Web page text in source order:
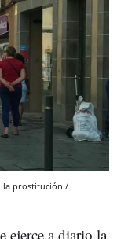
la prostitución /
ejerce a diario la